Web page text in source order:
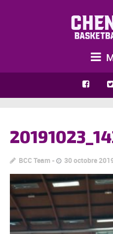
BCC Team 30 octobre